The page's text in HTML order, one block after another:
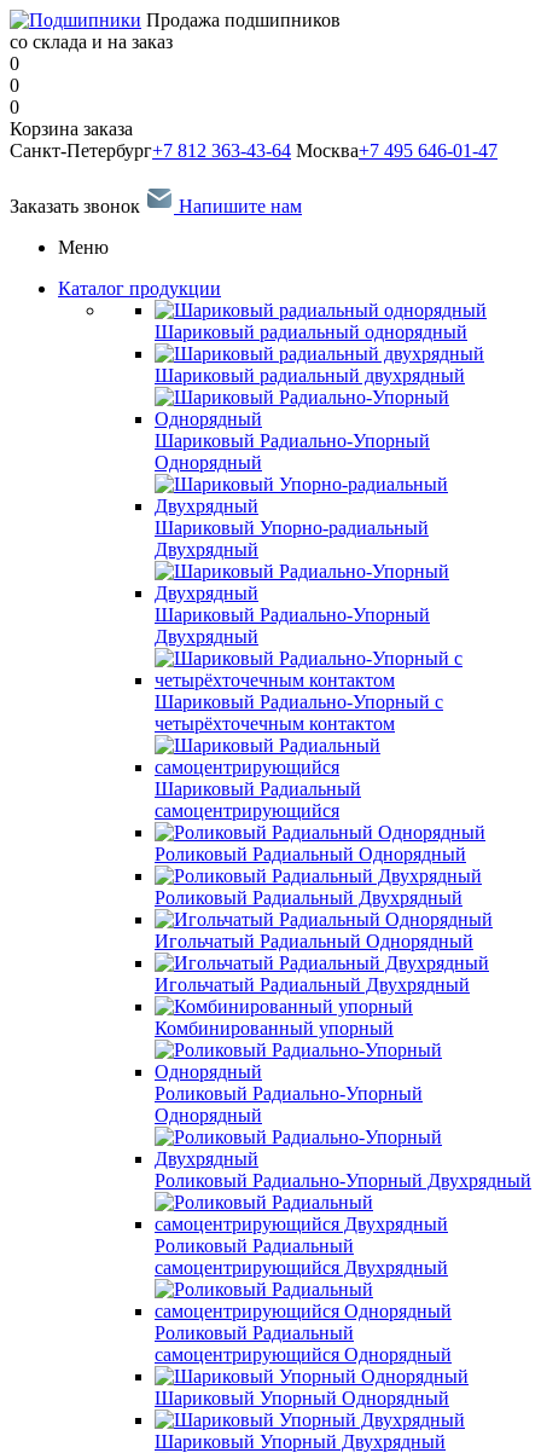
Продажа подшипников
со склада и на заказ
0
0
0
Корзина заказа
Санкт-Петербург+7 812 363-43-64 Москва+7 495 646-01-47
Заказать звонок
Напишите нам
Меню
Каталог продукции
Шариковый радиальный однорядный
Шариковый радиальный двухрядный
Шариковый Радиально-Упорный
Однорядный
Шариковый Упорно-радиальный
Двухрядный
Шариковый Радиально-Упорный
Двухрядный
Шариковый Радиально-Упорный с
четырёхточечным контактом
Шариковый Радиальный
самоцентрирующийся
Роликовый Радиальный Однорядный
Роликовый Радиальный Двухрядный
Игольчатый Радиальный Однорядный
Игольчатый Радиальный Двухрядный
Комбинированный упорный
Роликовый Радиально-Упорный
Однорядный
Роликовый Радиально-Упорный Двухрядный
Роликовый Радиальный
самоцентрирующийся Двухрядный
Роликовый Радиальный
самоцентрирующийся Однорядный
Шариковый Упорный Однорядный
Шариковый Упорный Двухрядный